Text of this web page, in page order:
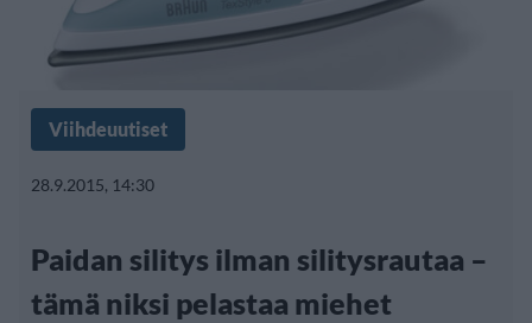
Viihdeuutiset
28.9.2015, 14:30
Paidan silitys ilman silitysrautaa –
tämä niksi pelastaa miehet